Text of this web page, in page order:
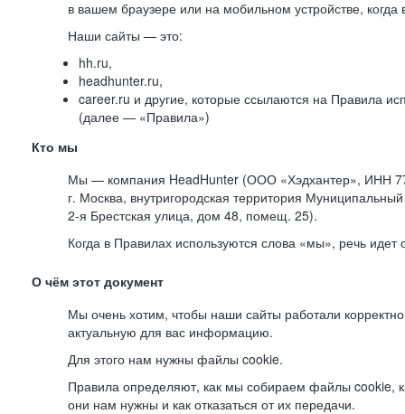
в вашем браузере или на мобильном устройстве,
Наши сайты — это:
hh.ru,
headhunter.ru,
career.ru и другие, которые ссылаются на Правила
(далее — «Правила»)
Кто мы
Мы — компания HeadHunter (ООО «Хэдхантер», ИНН
г. Москва, внутригородская территория Муниципальный
2-я Брестская улица, дом 48, помещ. 25).
Когда в Правилах используются слова «мы», речь
О чём этот документ
Мы очень хотим, чтобы наши сайты работали
актуальную для вас информацию.
Для этого нам нужны файлы cookie.
Правила определяют, как мы собираем файлы cookie,
они нам нужны и как отказаться от их передачи.